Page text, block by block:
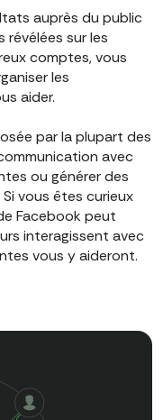
auprès du public
sur les
comptes, vous
les
aider.
par la plupart des
avec
ou générer des
vous êtes curieux
Facebook peut
interagissent avec
vous y aideront.